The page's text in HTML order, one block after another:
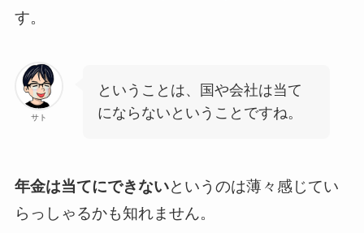
す。
サト
ということは、国や会社は当て
にならないということですね。
年金は当てにできないというのは薄々感じてい
らっしゃるかも知れません。